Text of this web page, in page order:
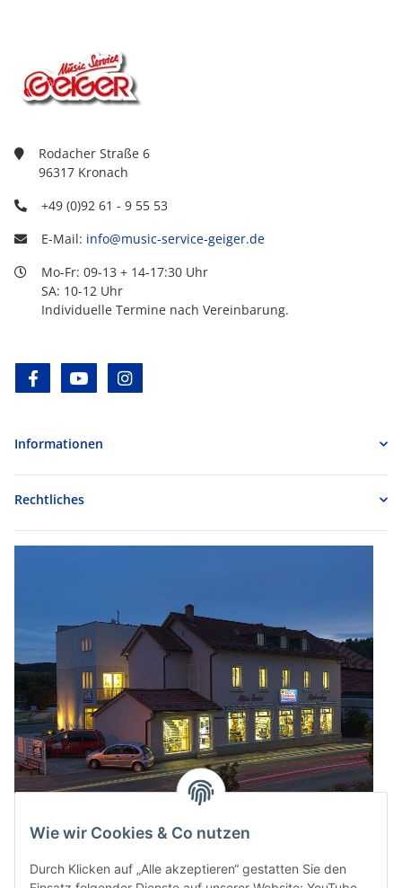
Wie wir Cookies & Co nutzen
Durch Klicken auf „Alle akzeptieren“ gestatten Sie den
Rodacher Straße 6
96317 Kronach
+49 (0)92 61 - 9 55 53
E-Mail: info@music-service-geiger.de
Mo-Fr: 09-13 + 14-17:30 Uhr
SA: 10-12 Uhr
Individuelle Termine nach Vereinbarung.
facebookyoutube
Informationen
Rechtliches